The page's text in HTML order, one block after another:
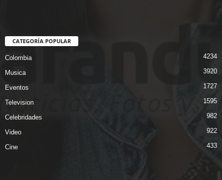
CATEGORÍA POPULAR
Colombia 4234
Musica 3920
Eventos 1727
Television 1595
Celebridades 982
Video 922
Cine 433